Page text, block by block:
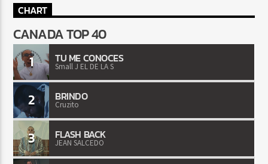
CHART
CANADA TOP 40
1 TU ME CONOCES
Small J EL DE LA S
2 BRINDO
Cruzito
3 FLASH BACK
JEAN SALCEDO